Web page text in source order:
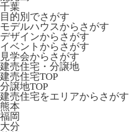
千葉
目的別でさがす
モデルハウスからさがす
デザインからさがす
イベントからさがす
見学会からさがす
建売住宅・分譲地
建売住宅TOP
分譲地TOP
建売住宅をエリアからさがす
熊本
福岡
大分